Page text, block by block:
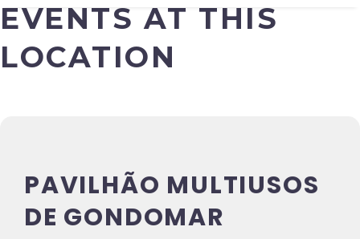
EVENTS AT THIS
LOCATION
PAVILHÃO MULTIUSOS
DE GONDOMAR